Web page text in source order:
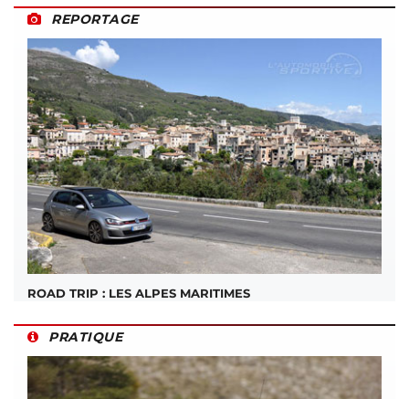
REPORTAGE
ROAD TRIP : LES ALPES MARITIMES
PRATIQUE